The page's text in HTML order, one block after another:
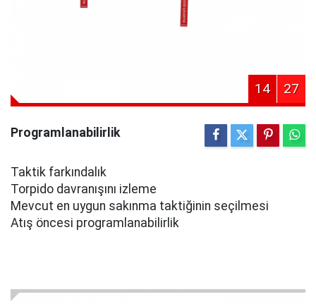
14 27
Programlanabilirlik
Taktik farkındalık
Torpido davranışını izleme
Mevcut en uygun sakınma taktiğinin seçilmesi
Atış öncesi programlanabilirlik